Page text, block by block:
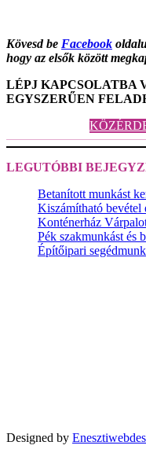
Kövesd be Facebook
hogy az elsők között
LÉPJ KAPCSOLATBA
EGYSZERŰEN
LEGUTÓBBI
Betanított munkást
Kiszámítható bevétel
Konténerház
Pék szakmunkást és
Építőipari
Designed by